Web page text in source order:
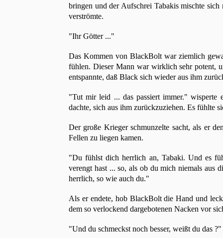
bringen und der Aufschrei Tabakis mischte
verströmte.
"Ihr Götter ..."
Das Kommen von BlackBolt war ziemlich
fühlen. Dieser Mann war wirklich sehr potent,
entspannte, daß Black sich wieder aus ihm
"Tut mir leid ... das passiert immer."
dachte, sich aus ihm zurückzuziehen. Es fühlte
Der große Krieger schmunzelte sacht, als er
Fellen zu liegen kamen.
"Du fühlst dich herrlich an, Tabaki. Und es
verengt hast ... so, als ob du mich niemals aus
herrlich, so wie auch du."
Als er endete, hob BlackBolt die Hand und
dem so verlockend dargebotenen Nacken vor
"Und du schmeckst noch besser, weißt du das ?"